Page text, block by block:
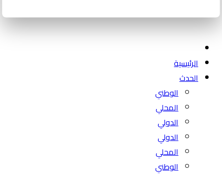
الرئيسية
الحدث
الوطني
المحلي
الدولي
الدولي
المحلي
الوطني